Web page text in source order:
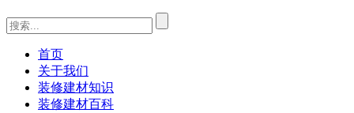
首页
关于我们
装修建材知识
装修建材百科